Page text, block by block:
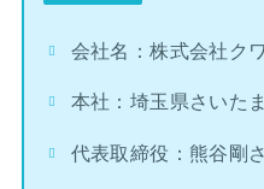
会社名：株式会社ク
本社：埼玉県さいた
代表取締役：熊谷剛